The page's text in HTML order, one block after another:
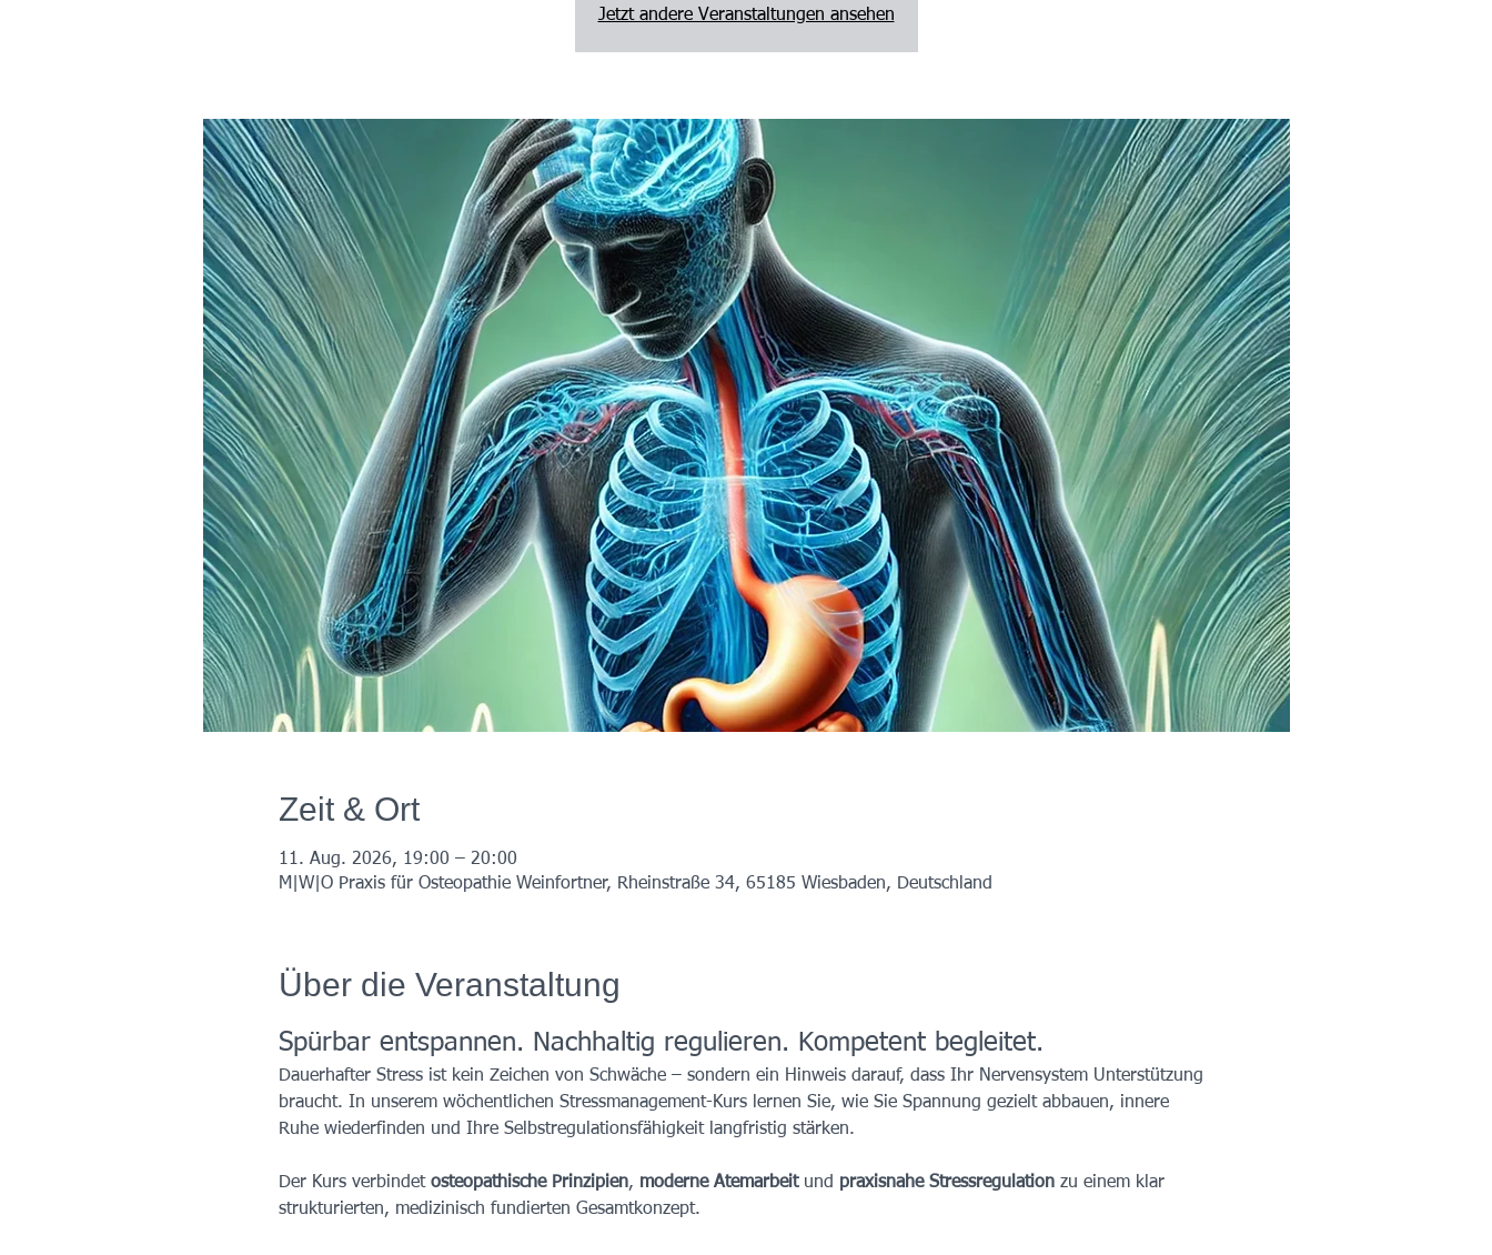
Jetzt andere Veranstaltungen ansehen
Zeit & Ort
11. Aug. 2026, 19:00 – 20:00
M|W|O Praxis für Osteopathie Weinfortner, Rheinstraße 34, 65185 Wiesbaden, Deutschland
Über die Veranstaltung
Spürbar entspannen. Nachhaltig regulieren. Kompetent begleitet.
Dauerhafter Stress ist kein Zeichen von Schwäche – sondern ein Hinweis darauf, dass Ihr Nervensystem Unterstützung
braucht. In unserem wöchentlichen Stressmanagement-Kurs lernen Sie, wie Sie Spannung gezielt abbauen, innere
Ruhe wiederfinden und Ihre Selbstregulationsfähigkeit langfristig stärken.
Der Kurs verbindet osteopathische Prinzipien, moderne Atemarbeit und praxisnahe Stressregulation zu einem klar
strukturierten, medizinisch fundierten Gesamtkonzept.